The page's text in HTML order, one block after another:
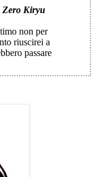
Zero Kiryu
non per
riuscirei a
passare